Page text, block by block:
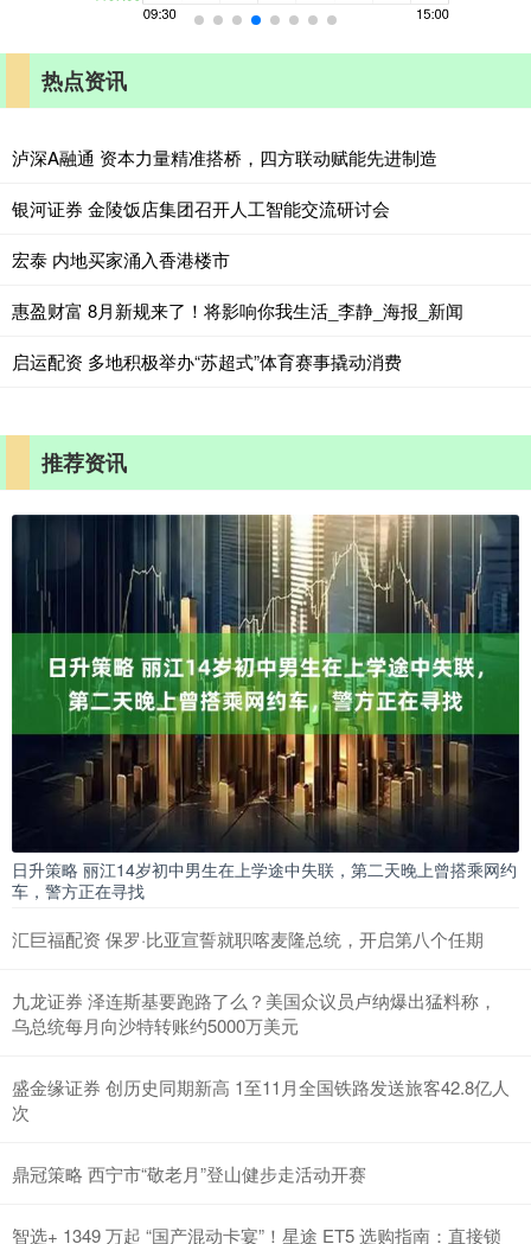
热点资讯
泸深A融通 资本力量精准搭桥，四方联动赋能先进制造
银河证券 金陵饭店集团召开人工智能交流研讨会
宏泰 内地买家涌入香港楼市
惠盈财富 8月新规来了！将影响你我生活_李静_海报_新闻
启运配资 多地积极举办“苏超式”体育赛事撬动消费
推荐资讯
日升策略 丽江14岁初中男生在上学途中失联，第二天晚上曾搭乘网约
车，警方正在寻找
汇巨福配资 保罗·比亚宣誓就职喀麦隆总统，开启第八个任期
九龙证券 泽连斯基要跑路了么？美国众议员卢纳爆出猛料称，
乌总统每月向沙特转账约5000万美元
盛金缘证券 创历史同期新高 1至11月全国铁路发送旅客42.8亿人
次
鼎冠策略 西宁市“敬老月”登山健步走活动开赛
智选+ 1349 万起 “国产混动卡宴”！星途 ET5 选购指南：直接锁